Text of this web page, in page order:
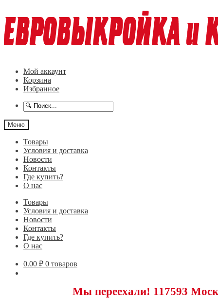
к
навигации
к
содержимому
Мой аккаунт
Корзина
Избранное
Меню
Товары
Условия и доставка
Новости
Контакты
Где купить?
О нас
Товары
Условия и доставка
Новости
Контакты
Где купить?
О нас
0.00 ₽ 0 товаров
Мы переехали! 117593 Москва,